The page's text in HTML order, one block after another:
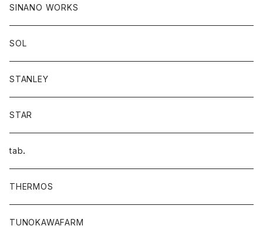
SINANO WORKS
SOL
STANLEY
STAR
tab．
THERMOS
TUNOKAWAFARM